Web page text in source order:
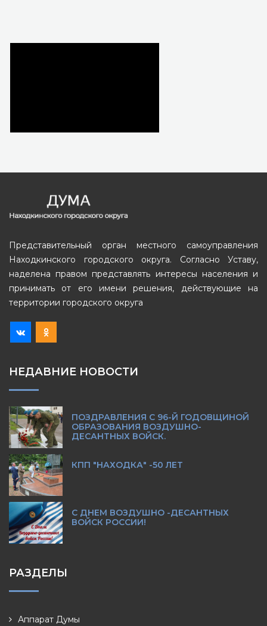
Представительный орган местного самоуправления
Находкинского городского округа. Согласно Уставу,
наделена правом представлять интересы населения и
принимать от его имени решения, действующие на
территории городского округа
НЕДАВНИЕ НОВОСТИ
ПОЗДРАВЛЕНИЯ С 96-Й ГОДОВЩИНОЙ
ОБРАЗОВАНИЯ ВОЗДУШНО-
ДЕСАНТНЫХ ВОЙСК.
КПП "НАХОДКА" -50 ЛЕТ
С ДНЕМ ВОЗДУШНО -ДЕСАНТНЫХ
ВОЙСК РОССИИ!
РАЗДЕЛЫ
Аппарат Думы